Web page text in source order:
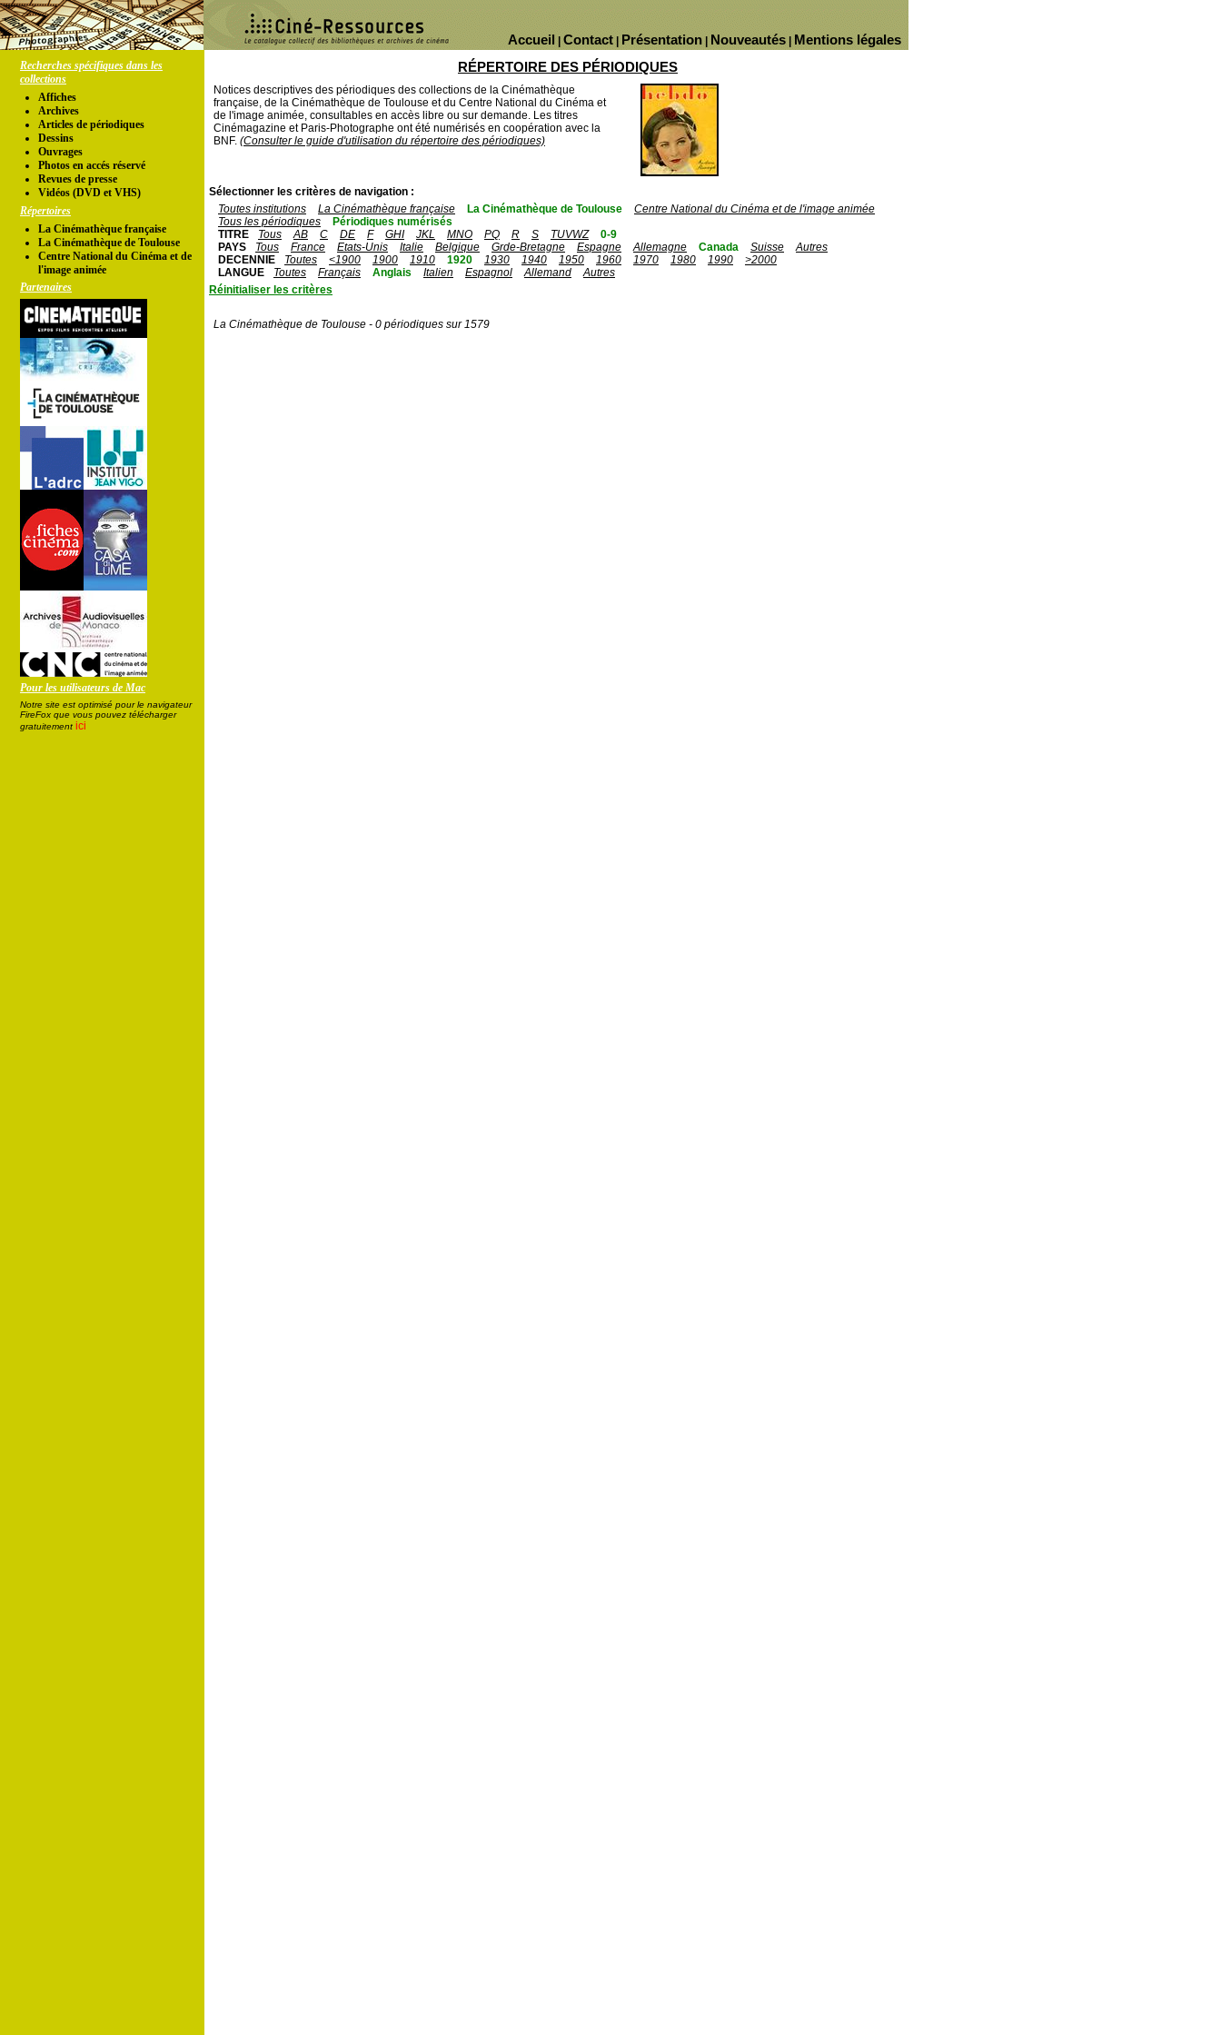
Mentions légales
Nouveautés
Présentation
Contact
Accueil
Recherches spécifiques dans les
collections
Affiches
Archives
Articles de périodiques
Dessins
Ouvrages
Photos en accés réservé
Revues de presse
Vidéos (DVD et VHS)
Répertoires
La Cinémathèque française
La Cinémathèque de Toulouse
Centre National du Cinéma et de
l'image animée
Partenaires
Pour les utilisateurs de Mac
Notre site est optimisé pour le navigateur
FireFox que vous pouvez télécharger
gratuitement ici
RÉPERTOIRE DES PÉRIODIQUES
Notices descriptives des périodiques des collections de la Cinémathèque
française, de la Cinémathèque de Toulouse et du Centre National du Cinéma et
de l'image animée, consultables en accès libre ou sur demande. Les titres
Cinémagazine et Paris-Photographe ont été numérisés en coopération avec la
BNF. (Consulter le guide d'utilisation du répertoire des périodiques)
Sélectionner les critères de navigation :
Toutes institutions
La Cinémathèque française La Cinémathèque de Toulouse
Centre National du Cinéma et de l'image animée
Tous les périodiques
Périodiques numérisés
TITRE
Tous AB C DE F GHI JKL MNO PQ R S TUVWZ
0-9
PAYS
Tous France Etats-Unis Italie Belgique Grde-Bretagne Espagne Allemagne Canada Suisse
Autres
DECENNIE
Toutes <1900 1900 1910 1920 1930 1940 1950 1960 1970 1980 1990
>2000
LANGUE
Toutes Français Anglais Italien Espagnol Allemand
Autres
Réinitialiser les critères
La Cinémathèque de Toulouse - 0 périodiques sur 1579